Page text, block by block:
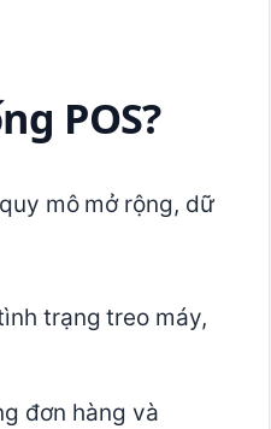
POS?
mô mở rộng, dữ
trạng treo máy,
đơn hàng và